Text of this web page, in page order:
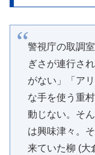
警視庁の取調
ぎさが連行さ
がない」「ア
な手を使う重
動じない。そ
は興味津々。
来ていた柳 (大